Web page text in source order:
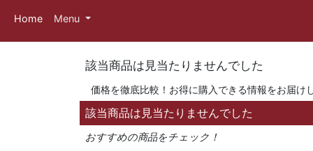
Home Menu
該当商品は見当たりませんでした
価格を徹底比較！お得に購入できる情報をお届け
該当商品は見当たりませんでした
おすすめの商品をチェック！